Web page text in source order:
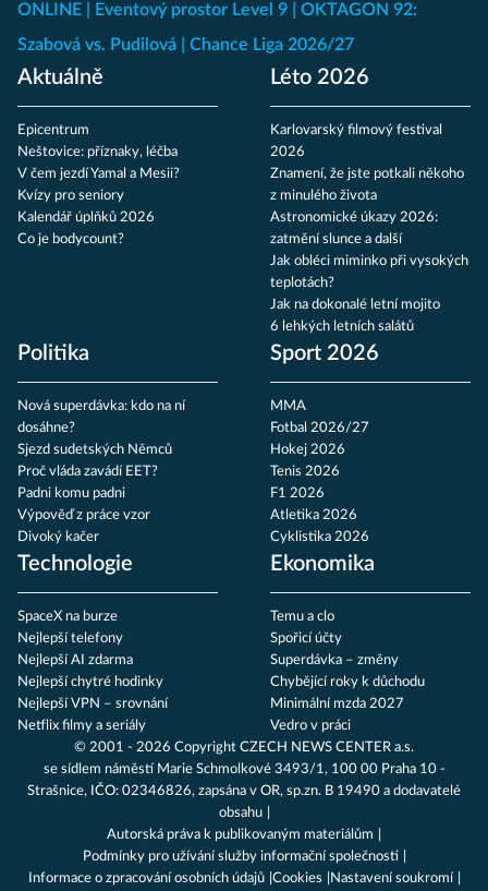
ONLINE
Eventový prostor Level 9
OKTAGON 92:
Szabová vs. Pudilová
Chance Liga 2026/27
Aktuálně
Epicentrum
Neštovice: příznaky, léčba
V čem jezdí Yamal a Mesii?
Kvízy pro seniory
Kalendář úplňků 2026
Co je bodycount?
Léto 2026
Karlovarský filmový festival
2026
Znamení, že jste potkali někoho
z minulého života
Astronomické úkazy 2026:
zatmění slunce a další
Jak obléci miminko při vysokých
teplotách?
Jak na dokonalé letní mojito
6 lehkých letních salátů
Politika
Nová superdávka: kdo na ní
dosáhne?
Sjezd sudetských Němců
Proč vláda zavádí EET?
Padni komu padni
Výpověď z práce vzor
Divoký kačer
Sport 2026
MMA
Fotbal 2026/27
Hokej 2026
Tenis 2026
F1 2026
Atletika 2026
Cyklistika 2026
Technologie
SpaceX na burze
Nejlepší telefony
Nejlepší AI zdarma
Nejlepší chytré hodinky
Nejlepší VPN – srovnání
Netflix filmy a seriály
Ekonomika
Temu a clo
Spořicí účty
Superdávka – změny
Chybějící roky k důchodu
Minimální mzda 2027
Vedro v práci
© 2001 - 2026 Copyright CZECH NEWS CENTER a.s.
se sídlem náměstí Marie Schmolkové 3493/1, 100 00 Praha 10 -
Strašnice, IČO: 02346826, zapsána v OR, sp.zn. B 19490 a dodavatelé
obsahu
Autorská práva k publikovaným materiálům
Podmínky pro užívání služby informační společnosti
Informace o zpracování osobních údajů Cookies Nastavení soukromí